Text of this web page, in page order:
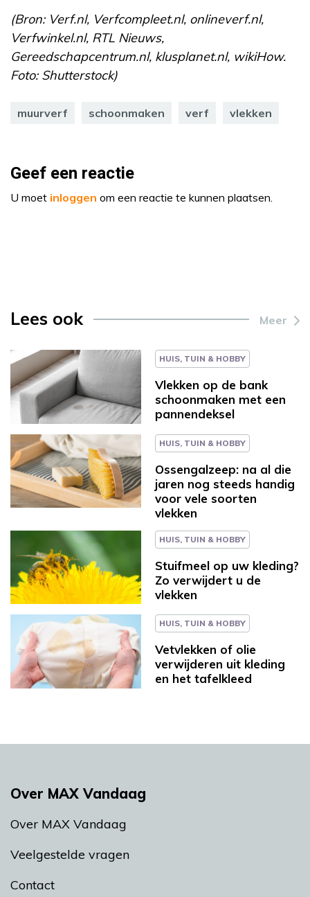
(Bron: Verf.nl, Verfcompleet.nl, onlineverf.nl,
Verfwinkel.nl, RTL Nieuws,
Gereedschapcentrum.nl, klusplanet.nl, wikiHow.
Foto: Shutterstock)
muurverf schoonmaken verf vlekken
Geef een reactie
U moet inloggen om een reactie te kunnen plaatsen.
Lees ook Meer
HUIS, TUIN & HOBBY
Vlekken op de bank
schoonmaken met een
pannendeksel
HUIS, TUIN & HOBBY
Ossengalzeep: na al die
jaren nog steeds handig
voor vele soorten
vlekken
HUIS, TUIN & HOBBY
Stuifmeel op uw kleding?
Zo verwijdert u de
vlekken
HUIS, TUIN & HOBBY
Vetvlekken of olie
verwijderen uit kleding
en het tafelkleed
Over MAX Vandaag
Over MAX Vandaag
Veelgestelde vragen
Contact